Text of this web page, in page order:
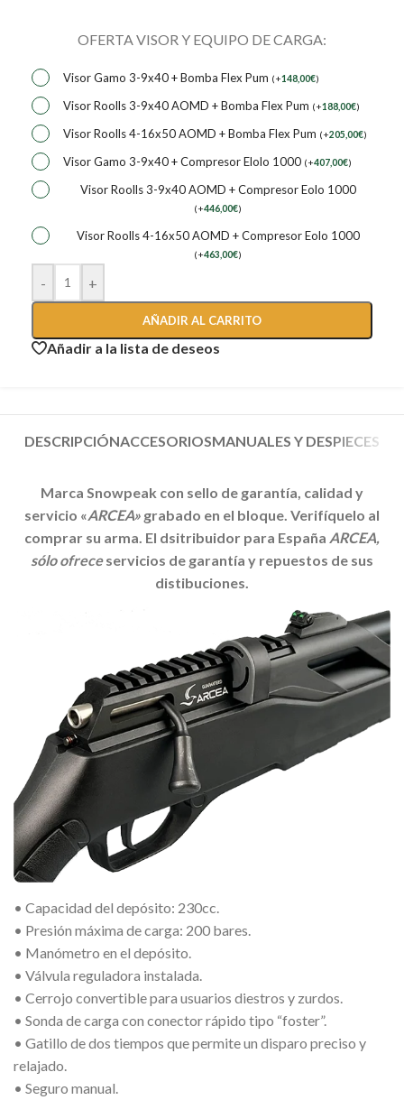
OFERTA VISOR Y EQUIPO DE CARGA:
Visor Gamo 3-9x40 + Bomba Flex Pum (+148,00€)
Visor Roolls 3-9x40 AOMD + Bomba Flex Pum (+188,00€)
Visor Roolls 4-16x50 AOMD + Bomba Flex Pum (+205,00€)
Visor Gamo 3-9x40 + Compresor Elolo 1000 (+407,00€)
Visor Roolls 3-9x40 AOMD + Compresor Eolo 1000
(+446,00€)
Visor Roolls 4-16x50 AOMD + Compresor Eolo 1000
(+463,00€)
- +
AÑADIR AL CARRITO
Añadir a la lista de deseos
DESCRIPCIÓNACCESORIOSMANUALES Y DESPIECES
Marca Snowpeak con sello de garantía, calidad y
servicio «ARCEA» grabado en el bloque. Verifíquelo al
comprar su arma. El dsitribuidor para España ARCEA,
sólo ofreceservicios de garantía y repuestos de sus
distibuciones.
• Capacidad del depósito: 230cc.
• Presión máxima de carga: 200 bares.
• Manómetro en el depósito.
• Válvula reguladora instalada.
• Cerrojo convertible para usuarios diestros y zurdos.
• Sonda de carga con conector rápido tipo “foster”.
• Gatillo de dos tiempos que permite un disparo preciso y
relajado.
• Seguro manual.